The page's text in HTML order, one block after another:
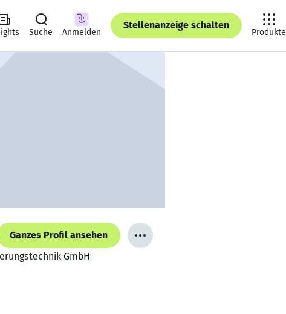
Suche Anmelden
Stellenanzeige schalten
Produkte
Ganzes Profil ansehen
GmbH